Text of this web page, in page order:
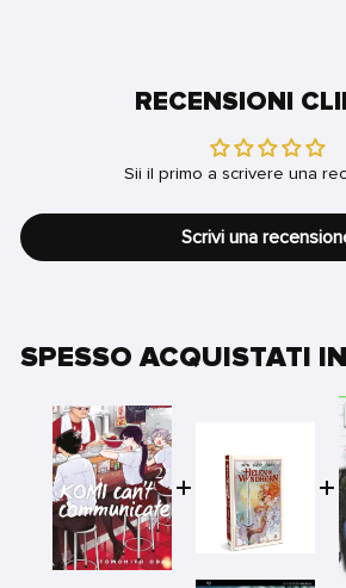
RECENSIONI
Sii il primo a scrivere una
Scrivi una
SPESSO ACQUISTATI